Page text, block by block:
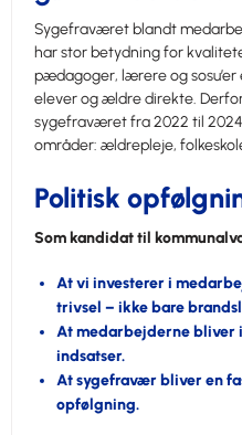
Sygefraværet blandt
har stor betydning for
pædagoger, lærere og sosu’er
elever og ældre direkte.
sygefraværet fra 2022 til
områder: ældrepleje,
Politisk
Som kandidat til
At vi investerer i
trivsel – ikke bare
At medarbejderne bliver
indsatser.
At sygefravær bliver en
opfølgning.